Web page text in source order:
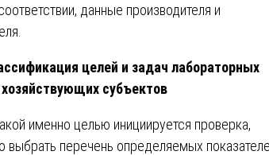
данные производителя и
целей и задач лабораторных
субъектов
именно целью инициируется проверка,
выбрать перечень определяемых